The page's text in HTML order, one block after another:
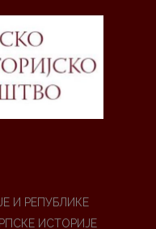
И РЕПУБЛИКЕ
ИСТОРИЈЕ